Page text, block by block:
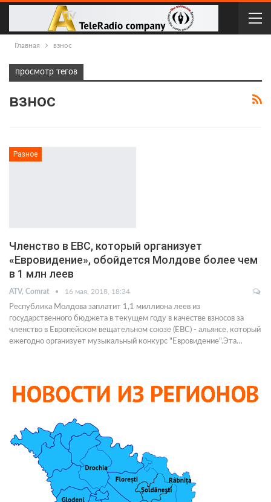
Главная взнос
просмотр тегов
взнос
Разное
Членство в ЕВС, который организует
«Евровидение», обойдется Молдове более чем
в 1 млн леев
ATV, Comrat 16 мая, 2018, 18:34
Республика Молдова заплатит 1,1 миллиона леев из
государственного бюджета в текущем году в качестве взносов за
членство в Европейском вещательном союзе (ЕВС) - альянсе, который
ежегодно организует музыкальный конкурс "Евровидение".Эта…